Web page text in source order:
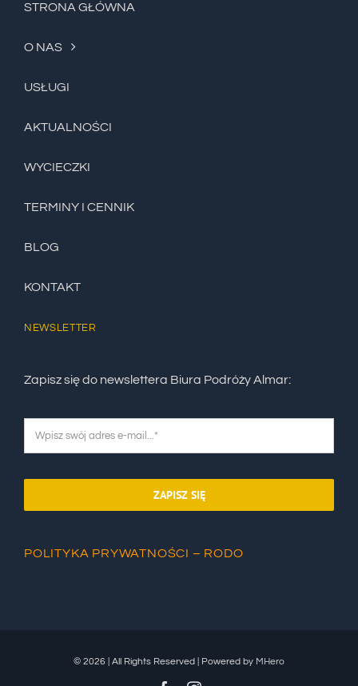
STRONA GŁÓWNA
O NAS
USŁUGI
AKTUALNOŚCI
WYCIECZKI
TERMINY I CENNIK
BLOG
KONTAKT
NEWSLETTER
Zapisz się do newslettera Biura Podróży Almar:
ZAPISZ SIĘ
POLITYKA PRYWATNOŚCI – RODO
© 2026 | All Rights Reserved | Powered by MHero